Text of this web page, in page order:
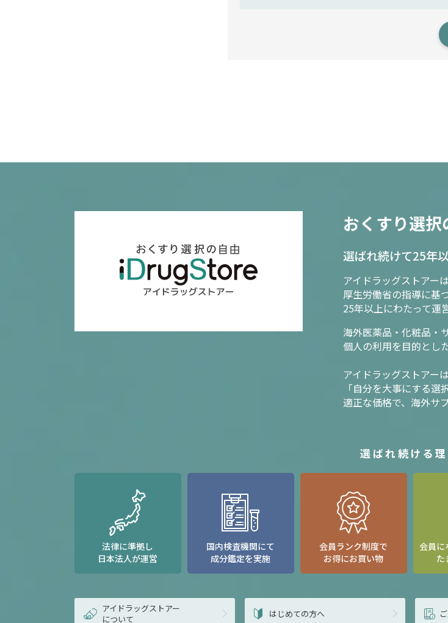
おくすり選択
選ばれ続けて25年以
アイドラッグストアー
厚生労働省の指導に基
25年以上にわたって運
海外医薬品・化粧品・
個人の利用を目的とし
アイドラッグストアー
「自分を大事にする選
適正な価格で、海外サ
選ばれ続ける理
法律に準拠し
日本法人が運営
国内検査機関にて
成分鑑定を実施
会員ランク制度で
お得にお買い物
会員に
た
アイドラッグストアー
について
はじめての方へ